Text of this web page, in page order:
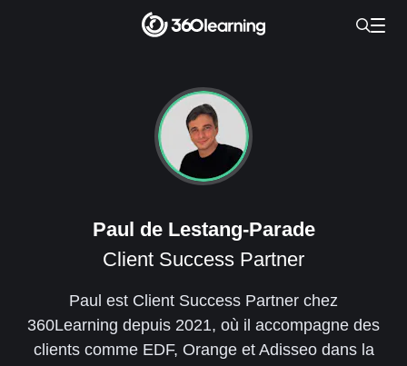
Paul de Lestang-Parade
Client Success Partner
Paul est Client Success Partner chez
360Learning depuis 2021, où il accompagne des
clients comme EDF, Orange et Adisseo dans la